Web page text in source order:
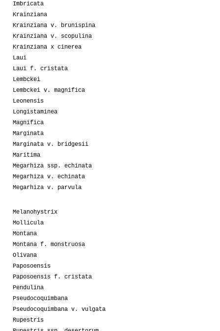
Imbricata
Krainziana
Krainziana v. brunispina
Krainziana v. scopulina
Krainziana x cinerea
Laui
Laui f. cristata
Lembckei
Lembckei v. magnifica
Leonensis
Longistaminea
Magnifica
Marginata
Marginata v. bridgesii
Maritima
Megarhiza ssp. echinata
Megarhiza v. echinata
Megarhiza v. parvula
Melanohystrix
Mollicula
Montana
Montana f. monstruosa
Olivana
Paposoensis
Paposoensis f. cristata
Pendulina
Pseudocoquimbana
Pseudocoquimbana v. vulgata
Rupestris